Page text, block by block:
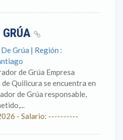
GRÚA
Grúa | Región :
de Grúa Empresa
de Quilicura se encuentra en
de Grúa responsable,
- Salario: ----------